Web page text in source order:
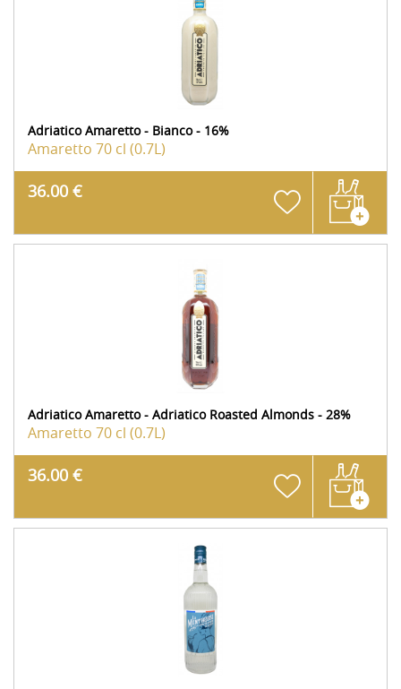
Adriatico Amaretto - Bianco - 16%
Amaretto 70 cl (0.7L)
36.00 €
Adriatico Amaretto - Adriatico Roasted Almonds - 28%
Amaretto 70 cl (0.7L)
36.00 €